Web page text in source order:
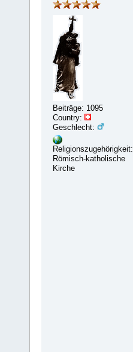
Beiträge: 1095
Country:
Geschlecht:
Religionszugehörigkeit:
Römisch-katholische
Kirche